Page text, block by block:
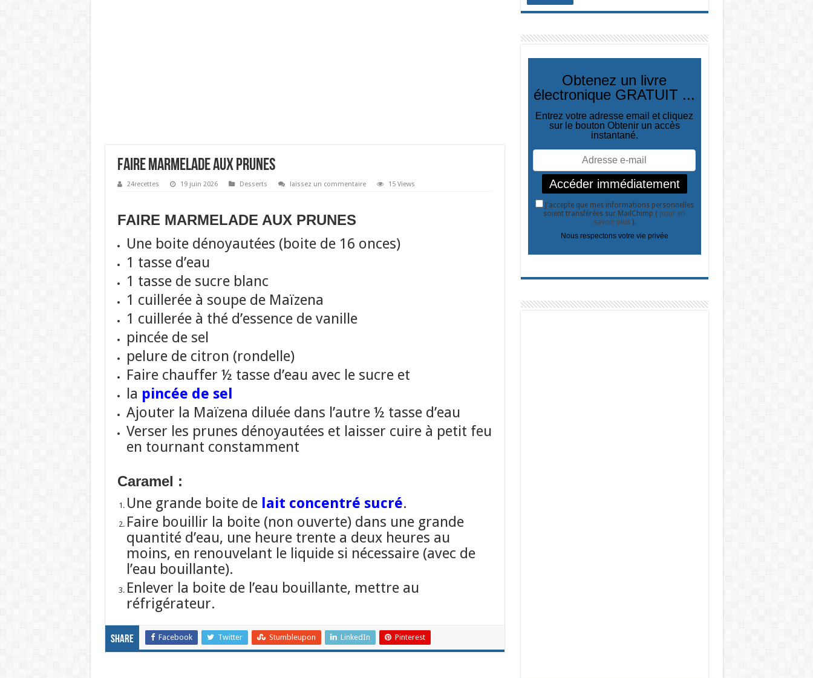
FAIRE MARMELADE AUX PRUNES
24recettes 19 juin 2026 Desserts laissez un commentaire 15 Views
FAIRE MARMELADE AUX PRUNES
Une boite dénoyautées (boite de 16 onces)
1 tasse d’eau
1 tasse de sucre blanc
1 cuillerée à soupe de Maïzena
1 cuillerée à thé d’essence de vanille
pincée de sel
pelure de citron (rondelle)
Faire chauffer ½ tasse d’eau avec le sucre et
la pincée de sel
Ajouter la Maïzena diluée dans l’autre ½ tasse d’eau
Verser les prunes dénoyautées et laisser cuire à petit feu
en tournant constamment
Caramel :
Une grande boite de lait concentré sucré.
Faire bouillir la boite (non ouverte) dans une grande
quantité d’eau, une heure trente a deux heures au
moins, en renouvelant le liquide si nécessaire (avec de
l’eau bouillante).
Enlever la boite de l’eau bouillante, mettre au
réfrigérateur.
Share Facebook Twitter Stumbleupon LinkedIn Pinterest
Obtenez un livre
électronique GRATUIT ...
Entrez votre adresse email et cliquez
sur le bouton Obtenir un accès
instantané.
J'accepte que mes informations personnelles
soient transférées sur MailChimp ( pour en
savoir plus ).
Nous respectons votre vie privée